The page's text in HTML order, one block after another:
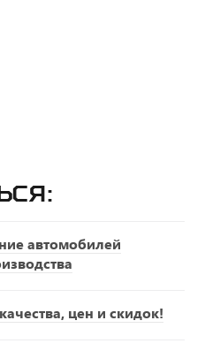
автомобилей
цен и скидок!